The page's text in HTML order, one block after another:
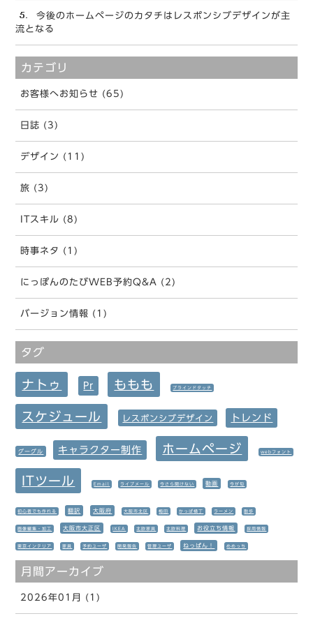
今後のホームページのカタチはレスポンシブデザインが主
流となる
カテゴリ
お客様へお知らせ (65)
日誌 (3)
デザイン (11)
旅 (3)
ITスキル (8)
時事ネタ (1)
にっぽんのたびWEB予約Q&A (2)
バージョン情報 (1)
タグ
ナトゥ Pr ももも ブラインドタッチ
スケジュール レスポンシブデザイン トレンド
グーグル キャラクター制作 ホームページ webフォント
ITツール Email ライブメール 今さら聞けない 動画 今が旬
初心者でも作れる 翻訳 大阪府 大阪市北区 梅田 かっぱ横丁 ラーメン 散歩
画像編集・加工 大阪市大正区 IKEA 北欧家具 北欧料理 お役立ち情報 採用情報
東京インテリア 家具 予約ユーザ 開発報告 管理ユーザ ねっぱん！ めめっち
月間アーカイブ
2026年01月 (1)